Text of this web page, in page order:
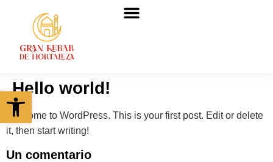
Abrir barra de herramientas
Hello world!
Welcome to WordPress. This is your first post. Edit or delete
it, then start writing!
Un comentario